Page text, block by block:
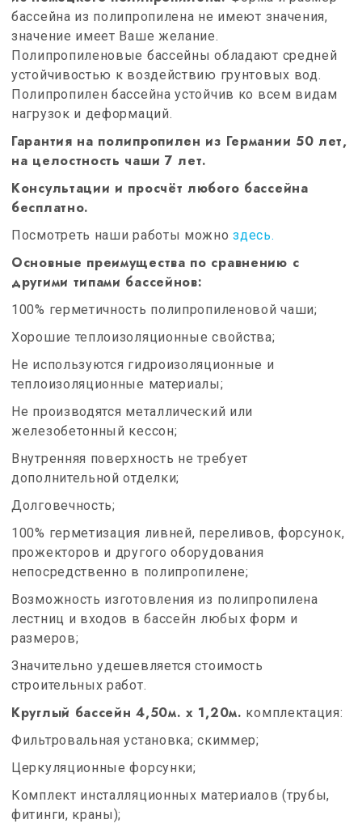
бассейна из полипропилена не имеют значения,
значение имеет Ваше желание.
Полипропиленовые бассейны обладают средней
устойчивостью к воздействию грунтовых вод.
Полипропилен бассейна устойчив ко всем видам
нагрузок и деформаций.
Гарантия на полипропилен из Германии 50 лет,
на целостность чаши 7 лет.
Консультации и просчёт любого бассейна
бесплатно.
Посмотреть наши работы можноздесь.
Основные преимущества по сравнению с
другими типами бассейнов:
100% герметичность полипропиленовой чаши;
Хорошие теплоизоляционные свойства;
Не используются гидроизоляционные и
теплоизоляционные материалы;
Не производятся металлический или
железобетонный кессон;
Внутренняя поверхность не требует
дополнительной отделки;
Долговечность;
100% герметизация ливней, переливов, форсунок,
прожекторов и другого оборудования
непосредственно в полипропилене;
Возможность изготовления из полипропилена
лестниц и входов в бассейн любых форм и
размеров;
Значительно удешевляется стоимость
строительных работ.
Круглый бассейн 4,50м. х 1,20м. комплектация:
Фильтровальная установка; скиммер;
Церкуляционные форсунки;
Комплект инсталляционных материалов (трубы,
фитинги, краны);